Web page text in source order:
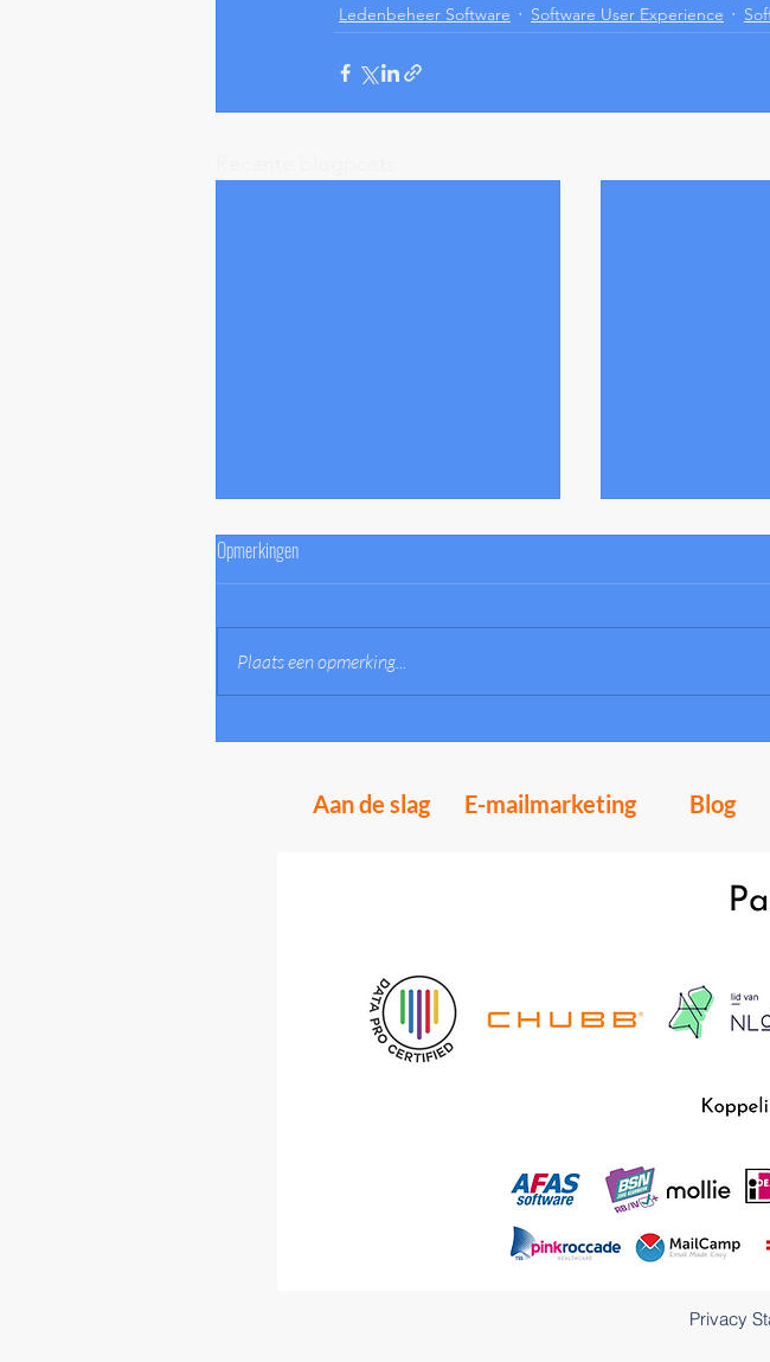
Ledenbeheer Software Software User Experience
Opmerkingen
Plaats een opmerking...
Aan de slag E-mailmarketing Blog
Privacy